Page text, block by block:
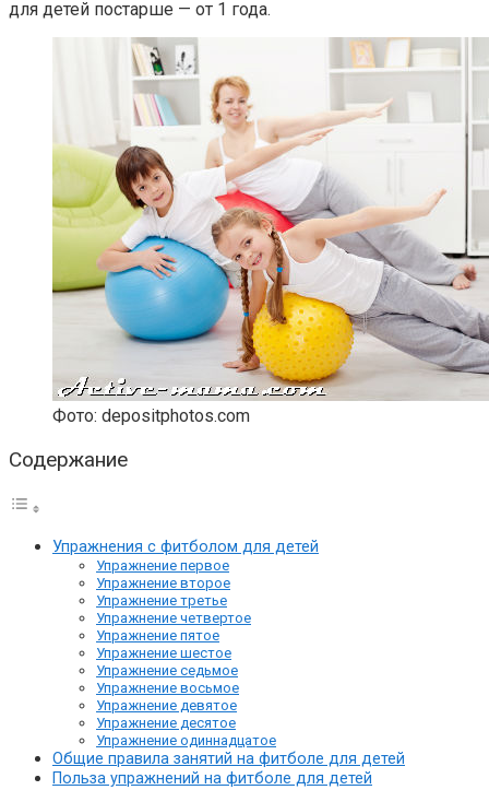
для детей постарше — от 1 года.
Фото: depositphotos.com
Содержание
Упражнения с фитболом для детей
Упражнение первое
Упражнение второе
Упражнение третье
Упражнение четвертое
Упражнение пятое
Упражнение шестое
Упражнение седьмое
Упражнение восьмое
Упражнение девятое
Упражнение десятое
Упражнение одиннадцатое
Общие правила занятий на фитболе для детей
Польза упражнений на фитболе для детей